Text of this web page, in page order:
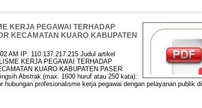
KERJA PEGAWAI TERHADAP
KECAMATAN KUARO KABUPATEN
AM IP: 110.137.217.215 Judul artikel
KERJA PEGAWAI TERHADAP
KUARO KABUPATEN PASER
Abstrak (max. 1600 huruf atau 250 kata):
hubungan profesionalisme kerja pegawai dengan pelayanan publik di